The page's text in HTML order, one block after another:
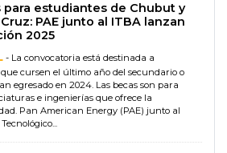
para estudiantes de Chubut y
PAE junto al ITBA lanzan
2025
- La convocatoria está destinada a
cursen el último año del secundario o
egresado en 2024. Las becas son para
e ingenierías que ofrece la
Pan American Energy (PAE) junto al